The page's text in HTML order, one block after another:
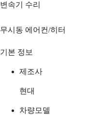
변속기 수리
무시동 에어컨/히터
기본 정보
제조사
현대
차량모델